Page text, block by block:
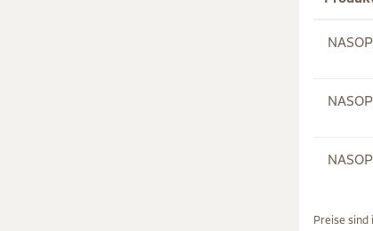
Preise sind